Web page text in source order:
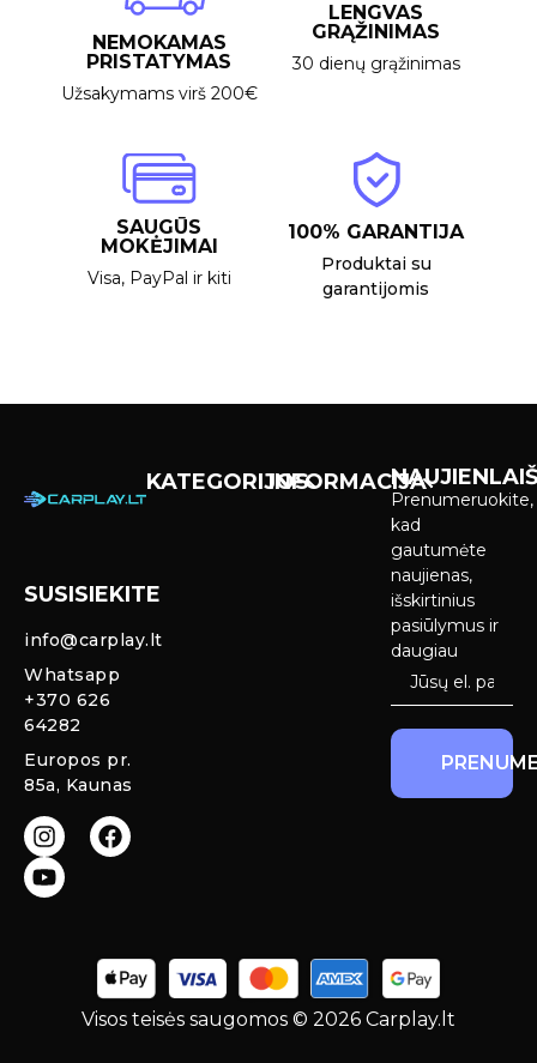
NEMOKAMAS
PRISTATYMAS
Užsakymams virš 200€
LENGVAS
GRĄŽINIMAS
30 dienų grąžinimas
SAUGŪS
MOKĖJIMAI
Visa, PayPal ir kiti
100% GARANTIJA
Produktai su
garantijomis
SUSISIEKITE
info@carplay.lt
Whatsapp
+370 626
64282
Europos pr.
85a, Kaunas
KATEGORIJOS
galinio vaizdo
INFORMACIJA
Prenumeruokite,
kad
gautumėte
naujienas,
išskirtinius
pasiūlymus ir
daugiau
Visos teisės saugomos © 2026 Carplay.lt